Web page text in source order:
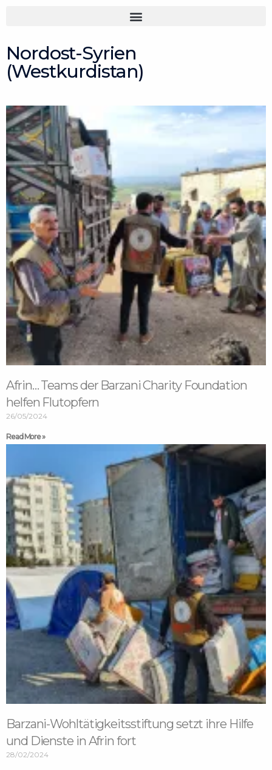
Nordost-Syrien
(Westkurdistan)
Afrin… Teams der Barzani Charity Foundation
helfen Flutopfern
26/05/2024
Read More »
Barzani-Wohltätigkeitsstiftung setzt ihre Hilfe
und Dienste in Afrin fort
28/02/2024